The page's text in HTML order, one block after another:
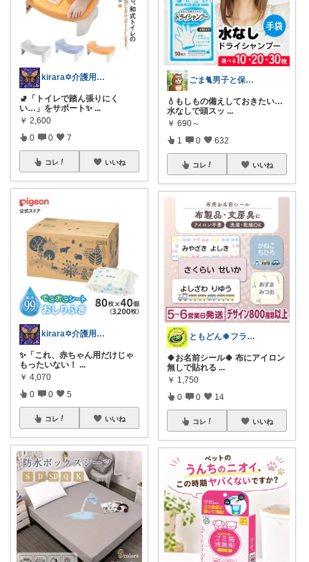
kirara✡介護用品🌈
🚽「トイレで踏ん張りにく
い…」をサポート✨ ...
￥ 2,600
0 0 7
コレ いいね
kirara✡介護用品🌈
✨「これ、赤ちゃん用だけじゃ
もったいない！ ...
￥ 4,070
0 0 5
コレ いいね
ごま🐈男子と保護猫のママ🐈
💧もしもの備えしておきたい…
水なしで頭スッ ...
￥ 690～
1 0 632
コレ いいね
ともどん🍀フライパン料理ある暮らし🍳
🍀お名前シール🍀 布にアイロン
無しで貼れる ...
￥ 1,750
0 0 14
コレ いいね